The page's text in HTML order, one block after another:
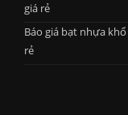
giá rẻ
Báo giá bạt nhựa
rẻ